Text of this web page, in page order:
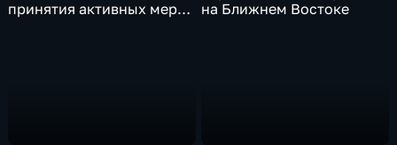
принятия активных мер
на Ближнем Востоке